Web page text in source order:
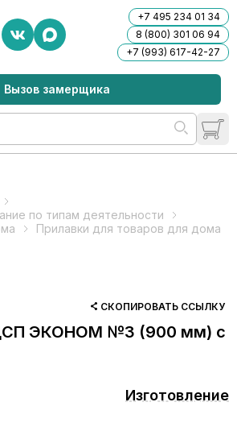
+7 495 234 01 34
8 (800) 301 06 94
+7 (993) 617-42-27
Вызов замерщика
по типам деятельности
Прилавки для товаров для дома
СКОПИРОВАТЬ ССЫЛКУ
ЭКОНОМ №3 (900 мм) с
Изготовление